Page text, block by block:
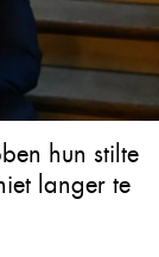
hun stilte
langer te